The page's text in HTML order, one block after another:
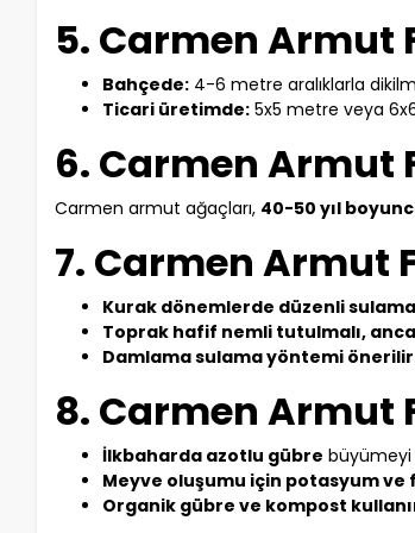
5. Carmen Armut
Bahçede: 4-6 metre aralıklarla
Ticari üretimde: 5x5 metre veya
6. Carmen Armut
Carmen armut ağaçları, 40-50 yıl
7. Carmen Armut
Kurak dönemlerde düzenli sulama
Toprak hafif nemli tutulmalı,
Damlama sulama yöntemi
8. Carmen Armut
İlkbaharda azotlu gübre büyümeyi
Meyve oluşumu için potasyum ve
Organik gübre ve kompost